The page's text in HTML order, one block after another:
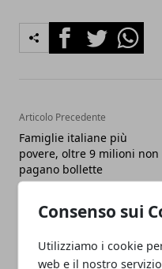
Consenso sui
Utilizziamo i cookie
web e il nostro
FacebookTwitter
Articolo Precedente
Famiglie italiane più
povere, oltre 9 milioni non
pagano bollette